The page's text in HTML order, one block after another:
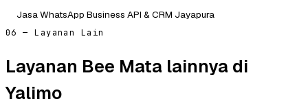
Jasa WhatsApp Business API & CRM Jayapura
06 — Layanan Lain
Layanan Bee Mata lainnya di
Yalimo